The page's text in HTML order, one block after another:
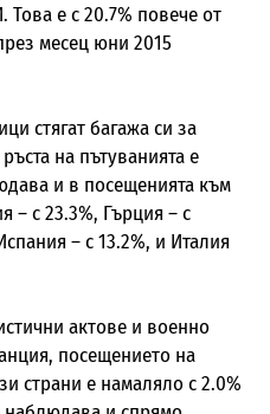
Това е с 20.7% повече от
месец юни 2015
стягат багажа си за
на пътуванията е
и в посещенията към
– с 23.3%, Гърция – с
– с 13.2%, и Италия
актове и военно
посещението на
страни е намаляло с 2.0%